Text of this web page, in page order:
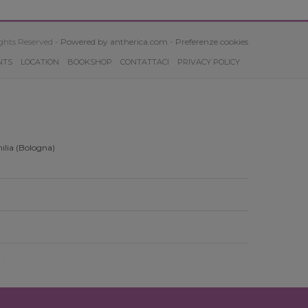
Reserved - Powered by antherica.com - Preferenze cookies
LOCATION BOOKSHOP CONTATTACI PRIVACY POLICY
(Bologna)